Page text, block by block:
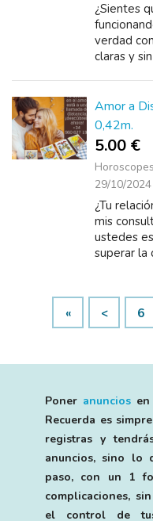
¿Sientes
verdad
claras y
Amor a
0,42m.
5.00 €
29/10/2024
¿Tu
mis
ustedes
superar la
«
< 6
Poner anunciosen
Recuerda es
registras y
anuncios, sino lo
paso, con un 1
complicaciones,
el control de